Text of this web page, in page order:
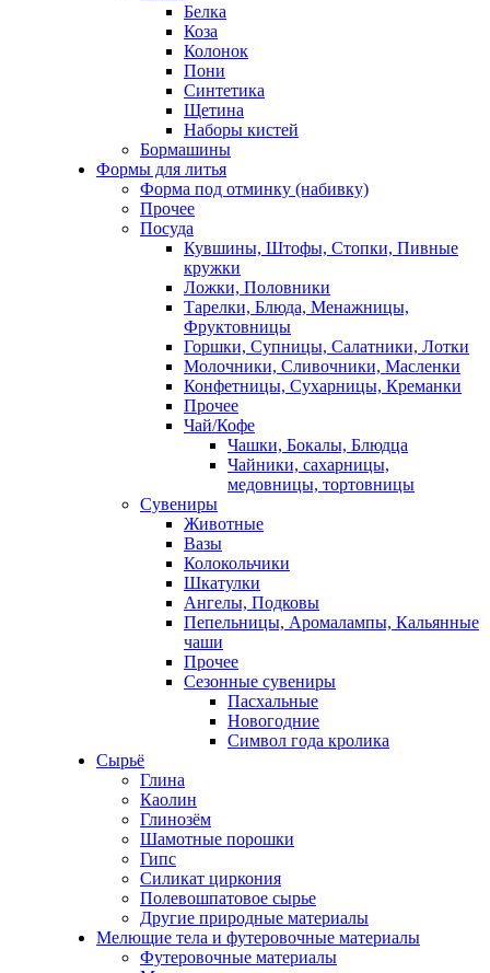
Белка
Коза
Колонок
Пони
Синтетика
Щетина
Наборы кистей
Бормашины
Формы для литья
Форма под отминку (набивку)
Прочее
Посуда
Кувшины, Штофы, Стопки, Пивные
кружки
Ложки, Половники
Тарелки, Блюда, Менажницы,
Фруктовницы
Горшки, Супницы, Салатники, Лотки
Молочники, Сливочники, Масленки
Конфетницы, Сухарницы, Креманки
Прочее
Чай/Кофе
Чашки, Бокалы, Блюдца
Чайники, сахарницы,
медовницы, тортовницы
Сувениры
Животные
Вазы
Колокольчики
Шкатулки
Ангелы, Подковы
Пепельницы, Аромалампы, Кальянные
чаши
Прочее
Сезонные сувениры
Пасхальные
Новогодние
Символ года кролика
Сырьё
Глина
Каолин
Глинозём
Шамотные порошки
Гипс
Силикат циркония
Полевошпатовое сырье
Другие природные материалы
Мелющие тела и футеровочные материалы
Футеровочные материалы